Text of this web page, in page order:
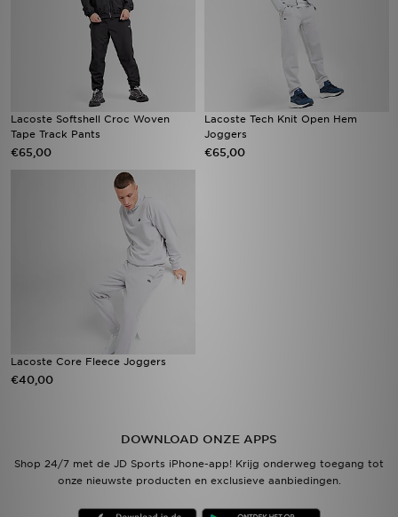
Lacoste Softshell Croc Woven
Tape Track Pants
€65,00
Lacoste Tech Knit Open Hem
Joggers
€65,00
Lacoste Core Fleece Joggers
€40,00
DOWNLOAD ONZE APPS
Shop 24/7 met de JD Sports iPhone-app! Krijg onderweg toegang tot
onze nieuwste producten en exclusieve aanbiedingen.